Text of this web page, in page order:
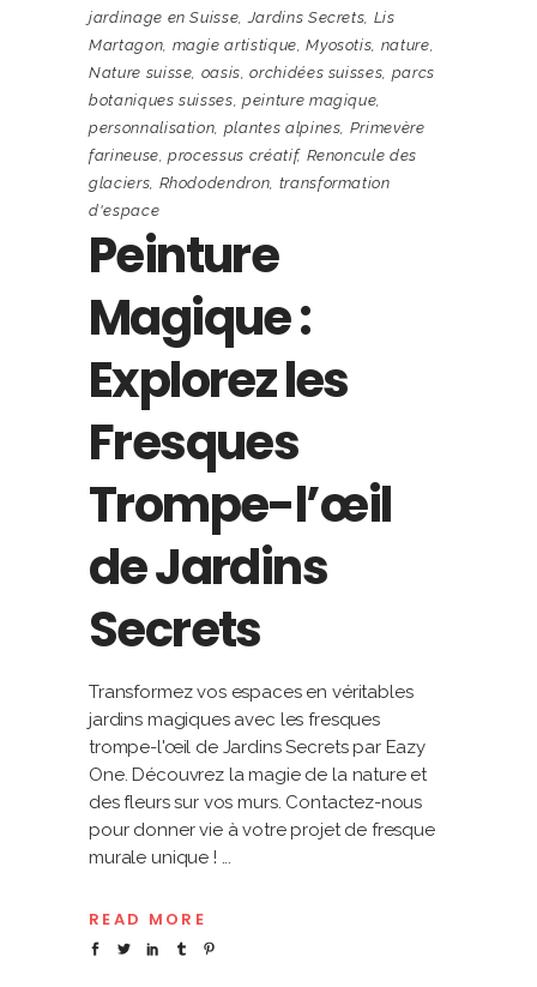
jardinage en Suisse,Jardins Secrets, Lis
Martagon, magie artistique,Myosotis, nature,
Nature suisse, oasis,orchidées suisses, parcs
botaniques suisses,peinture magique,
personnalisation, plantes alpines, Primevère
farineuse,processus créatif, Renoncule des
glaciers, Rhododendron, transformation
d'espace
Peinture
Magique :
Explorez les
Fresques
Trompe-l’œil
de Jardins
Secrets
Transformez vos espaces en véritables
jardins magiques avec les fresques
trompe-l'œil de Jardins Secrets par Eazy
One. Découvrez la magie de la nature et
des fleurs sur vos murs. Contactez-nous
pour donner vie à votre projet de fresque
murale unique !
READ MORE